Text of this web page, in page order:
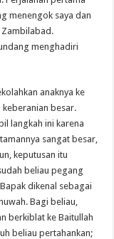
menengok saya dan
Zambilabad.
menghadiri
anaknya ke
keberanian besar.
langkah ini karena
sangat besar,
keputusan itu
beliau pegang
dikenal sebagai
Bagi beliau,
berkiblat ke Baitullah
beliau pertahankan;